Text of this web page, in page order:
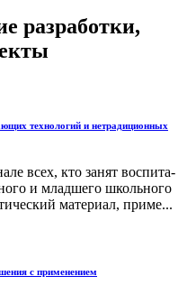
разработки,
технологий и нетрадиционных
всех, кто занят воспита­
и младшего школьного
материал, приме...
с применением